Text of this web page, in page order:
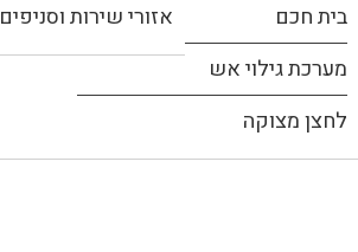
בית חכם
מערכת גילוי אש
לחצן מצוקה
אזורי שירות וסניפים